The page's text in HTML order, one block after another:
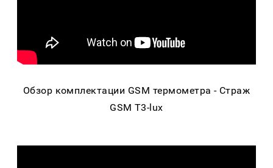
Обзор комплектации GSM термометра - Страж
GSM T3-lux